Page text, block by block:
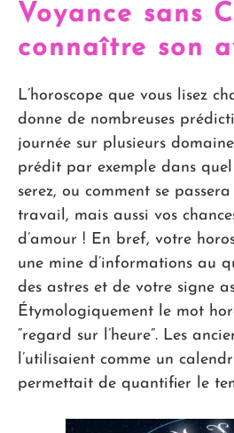
Voyance sans
connaître son
L’horoscope que vous lisez
donne de nombreuses
journée sur plusieurs
prédit par exemple dans quel
serez, ou comment se
travail, mais aussi vos
d’amour ! En bref, votre
une mine d’informations au
des astres et de votre signe
Étymologiquement le mot
“regard sur l’heure”. Les
l’utilisaient comme un
permettait de quantifier le